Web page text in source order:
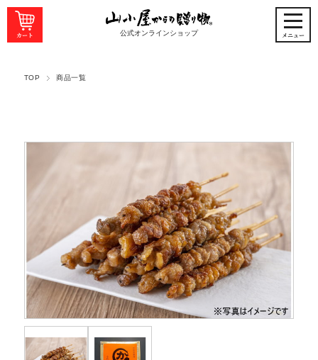
公式オンラインショップ
TOP 商品一覧